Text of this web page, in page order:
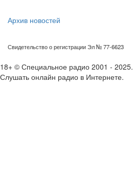
Архив новостей
Свидетельство о регистрации Эл № 77-6623
18+ © Специальное радио 2001 - 2025.
Слушать онлайн радио в Интернете.